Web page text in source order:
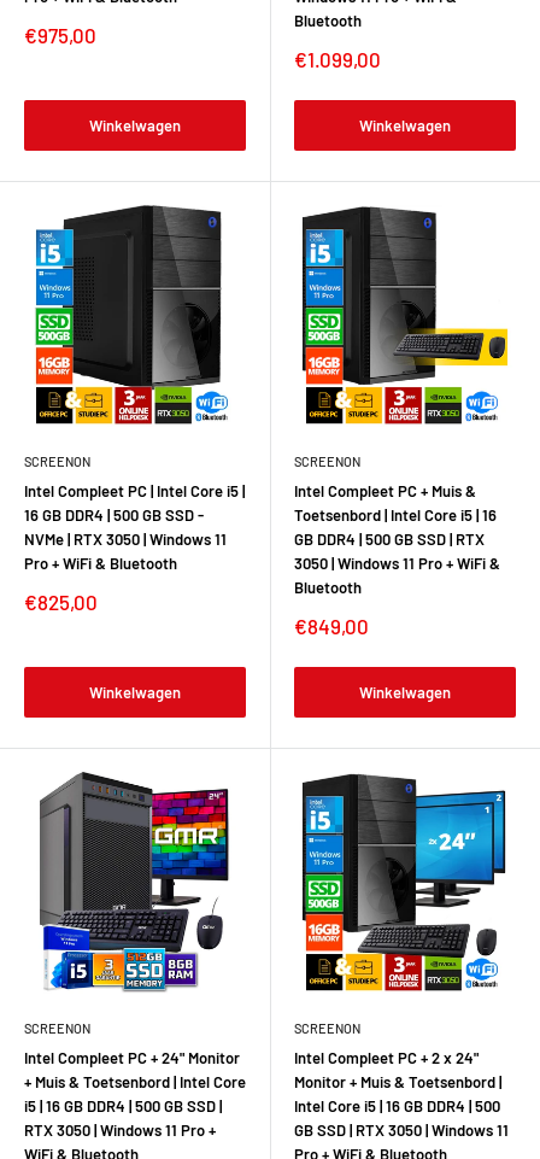
€975,00
Winkelwagen
Bluetooth
€1.099,00
Winkelwagen
SCREENON
Intel Compleet PC | Intel Core i5 |
16 GB DDR4 | 500 GB SSD -
NVMe | RTX 3050 | Windows 11
Pro + WiFi & Bluetooth
€825,00
Winkelwagen
SCREENON
Intel Compleet PC + Muis &
Toetsenbord | Intel Core i5 | 16
GB DDR4 | 500 GB SSD | RTX
3050 | Windows 11 Pro + WiFi &
Bluetooth
€849,00
Winkelwagen
SCREENON
Intel Compleet PC + 24" Monitor
+ Muis & Toetsenbord | Intel Core
i5 | 16 GB DDR4 | 500 GB SSD |
RTX 3050 | Windows 11 Pro +
WiFi & Bluetooth
SCREENON
Intel Compleet PC + 2 x 24"
Monitor + Muis & Toetsenbord |
Intel Core i5 | 16 GB DDR4 | 500
GB SSD | RTX 3050 | Windows 11
Pro + WiFi & Bluetooth